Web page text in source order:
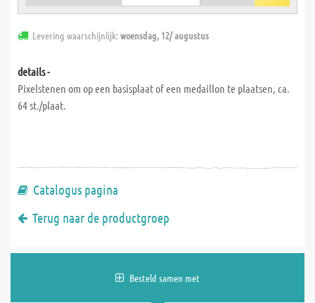
Levering waarschijnlijk:woensdag, 12/ augustus
details -
Pixelstenen om op een basisplaat of een medaillon te plaatsen, ca.
64 st./plaat.
Catalogus pagina
Terug naar de productgroep
Besteld samen met